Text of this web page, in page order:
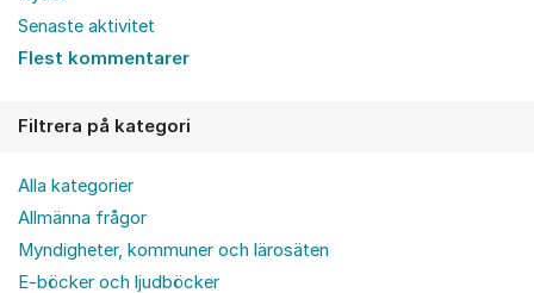
Senaste aktivitet
Flest kommentarer
Filtrera på kategori
Alla kategorier
Allmänna frågor
Myndigheter, kommuner och lärosäten
E-böcker och ljudböcker